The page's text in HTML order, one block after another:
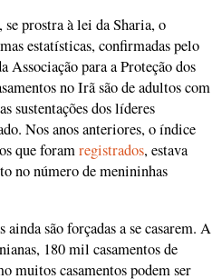
prostra à lei da Sharia, o
estatísticas, confirmadas pelo
para a Proteção dos
no Irã são de adultos com
sustentações dos líderes
Nos anos anteriores, o índice
que foramregistrados, estava
no número de menininhas
são forçadas a se casarem. A
180 mil casamentos de
muitos casamentos podem ser